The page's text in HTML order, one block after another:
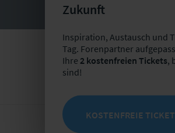
Zukunft
Inspiration, Austausch und
Tag. Forenpartner
Ihre 2 kostenfreien Tickets,
sind!
KOSTENFREIE